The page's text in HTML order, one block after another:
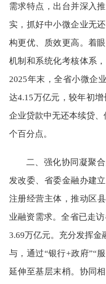
需求特点，出台并深入
实，抓好中小微企业无
构更优、质效更高。着
机制和系统化考核体系
2025年末，全省小微企
达4.15万亿元，较年初
企业贷款中无还本续贷
个百分点。
二、强化协同凝聚
发改委、省委金融办建
注册经营主体，推动区
业融资需求。全省已走
3.69万亿元。充分发挥
与，通过“银行+政府”“
延伸至基层末梢。协同